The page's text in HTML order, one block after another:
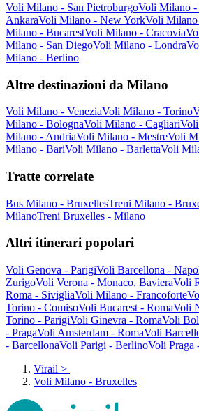
Voli Milano - San PietroburgoVoli Milano -
AnkaraVoli Milano - New YorkVoli Milano
Milano - BucarestVoli Milano - Cracovia
Milano - San DiegoVoli Milano - Londra
Milano - Berlino
Altre destinazioni da Milano
Voli Milano - VeneziaVoli Milano - Torino
Milano - BolognaVoli Milano - Cagliari
Milano - AndriaVoli Milano - MestreVoli
Milano - BariVoli Milano - BarlettaVoli
Tratte correlate
Bus Milano - BruxellesTreni Milano -
MilanoTreni Bruxelles - Milano
Altri itinerari popolari
Voli Genova - ParigiVoli Barcellona -
ZurigoVoli Verona - Monaco, BavieraVoli
Roma - SivigliaVoli Milano - Francoforte
Torino - ComisoVoli Bucarest - RomaVoli
Torino - ParigiVoli Ginevra - RomaVoli
- PragaVoli Amsterdam - RomaVoli
- BarcellonaVoli Parigi - BerlinoVoli Praga
Virail >
Voli Milano - Bruxelles